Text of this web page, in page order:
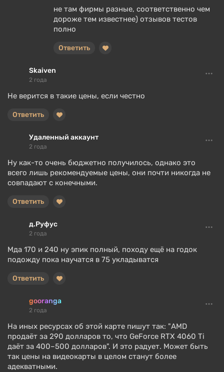
не там фирмы разные, соответственно чем
дороже тем известнее) отзывов тестов
полно
Ответить
Skaiven
2 года
Не верится в такие цены, если честно
Ответить
Удаленный аккаунт
2 года
Ну как-то очень бюджетно получилось, однако это
всего лишь рекомендуемые цены, они почти никогда не
совпадают с конечными.
Ответить
д.Руфус
2 года
Мда 170 и 240 ну эпик полный, походу ещё на годок
подожду пока научатся в 75 укладыватся
Ответить
gooranga
2 года
На иных ресурсах об этой карте пишут так: "AMD
продаёт за 290 долларов то, что GeForce RTX 4060 Ti
даёт за 400–500 долларов". И это радует. Может быть
так цены на видеокарты в целом станут более
адекватными.